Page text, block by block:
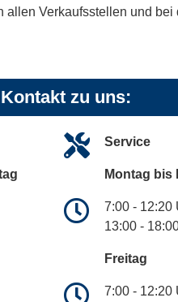
Verkaufsstellen und
zu uns:
Service
Montag bis
7:00 - 12:20
13:00 -
Freitag
7:00 - 12:20